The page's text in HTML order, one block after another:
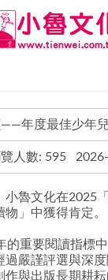
年度最佳少年
人數: 595
小魯文化在2025
」中獲得肯定。
的重要閱讀指標
過嚴謹評選與深
與出版長期耕耘